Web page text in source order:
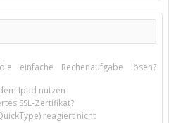
einfache Rechenaufgabe lösen?
Ipad nutzen
SSL-Zertifikat?
reagiert nicht